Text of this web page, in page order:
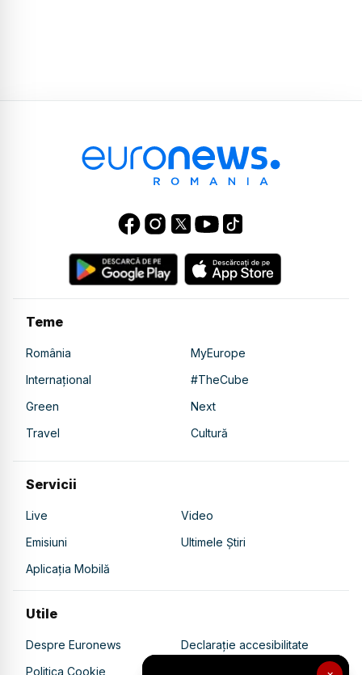
Teme
România
MyEurope
Internațional
#TheCube
Green
Next
Travel
Cultură
Servicii
Live
Video
Emisiuni
Ultimele Știri
Aplicația Mobilă
Utile
Despre Euronews
Declarație accesibilitate
Politica Cookie
Politica de confidențialitate